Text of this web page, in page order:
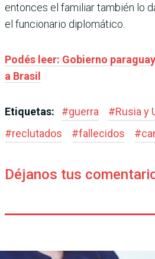
entonces el familiar también lo
el funcionario diplomático.
Podés leer: Gobierno
a Brasil
Etiquetas: #guerra #Rusia y
#reclutados #fallecidos #
Déjanos tus